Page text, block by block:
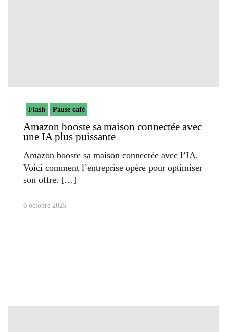
Flash Pause café
Amazon booste sa maison connectée avec
une IA plus puissante
Amazon booste sa maison connectée avec l’IA.
Voici comment l’entreprise opère pour optimiser
son offre.
6 octobre 2025